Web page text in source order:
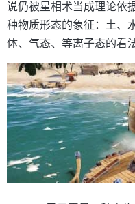
说仍被星相术当成理论依
种物质形态的象征：土、
体、气态、等离子态的看法